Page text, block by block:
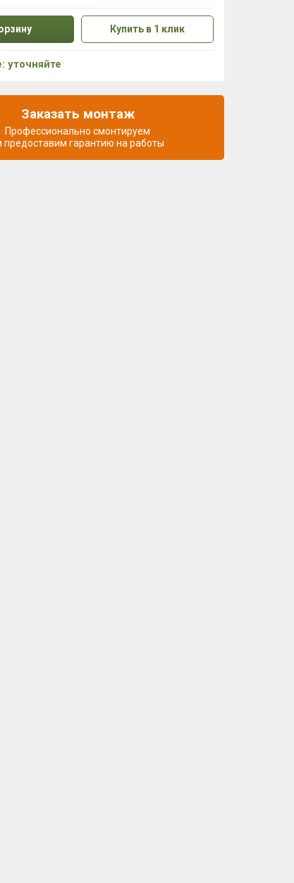
Купить в 1 клик
уточняйте
Заказать монтаж
Профессионально смонтируем
предоставим гарантию на работы